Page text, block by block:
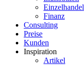
Einzelhandel
Finanz
Consulting
Preise
Kunden
Inspiration
Artikel